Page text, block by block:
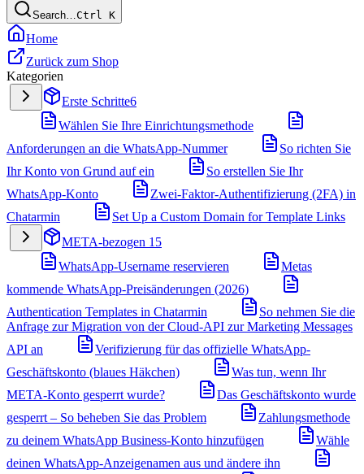
Search…Ctrl K
Home
Zurück zum Shop
Kategorien
Erste Schritte6
Wählen Sie Ihre Einrichtungsmethode
Anforderungen an die WhatsApp-Nummer
So richten Sie
Ihr Konto von Grund auf ein
So erstellen Sie Ihr
WhatsApp-Konto
Zwei-Faktor-Authentifizierung (2FA) in
Chatarmin
Set Up a Custom Domain for Template Links
META-bezogen 15
WhatsApp-Username reservieren
Metas
kommende WhatsApp-Preisänderungen (2026)
Authentication Templates in Chatarmin
So nehmen Sie die
Anfrage zur Migration von der Cloud-API zur Marketing Messages
API an
Verifizierung für das offizielle WhatsApp-
Geschäftskonto (blaues Häkchen)
Was tun, wenn Ihr
META-Konto gesperrt wurde?
Das Geschäftskonto wurde
gesperrt – So beheben Sie das Problem
Zahlungsmethode
zu deinem WhatsApp Business-Konto hinzufügen
Wähle
deinen WhatsApp-Anzeigenamen aus und ändere ihn